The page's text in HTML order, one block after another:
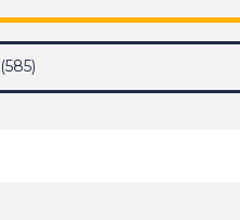
585